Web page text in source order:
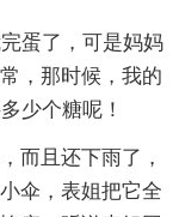
蛋了，可是妈妈
，那时候，我的
少个糖呢！
而且还下雨了，
伞，表姐把它全